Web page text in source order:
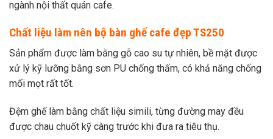
ngành nội thất quán cafe.
Chất liệu làm nên bộ bàn ghế cafe đẹp TS250
Sản phẩm được làm bằng gỗ cao su tự nhiên, bề mặt được
xử lý kỹ lưỡng bằng sơn PU chống thấm, có khả năng chống
mối mọt rất tốt.
Đệm ghế làm bằng chất liệu simili, từng đường may đều
được chau chuốt kỹ càng trước khi đưa ra tiêu thụ.